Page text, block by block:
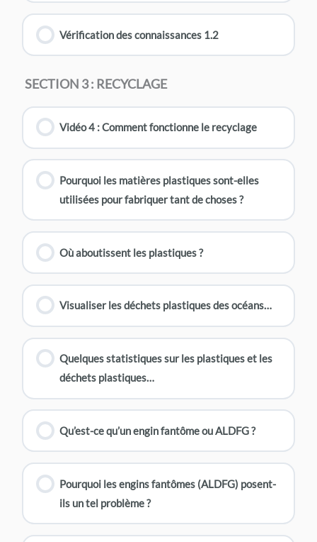
Vérification des connaissances 1.2
SECTION 3 : RECYCLAGE
Vidéo 4 : Comment fonctionne le recyclage
Pourquoi les matières plastiques sont-elles
utilisées pour fabriquer tant de choses ?
Où aboutissent les plastiques ?
Visualiser les déchets plastiques des océans…
Quelques statistiques sur les plastiques et les
déchets plastiques…
Qu’est-ce qu’un engin fantôme ou ALDFG ?
Pourquoi les engins fantômes (ALDFG) posent-
ils un tel problème ?